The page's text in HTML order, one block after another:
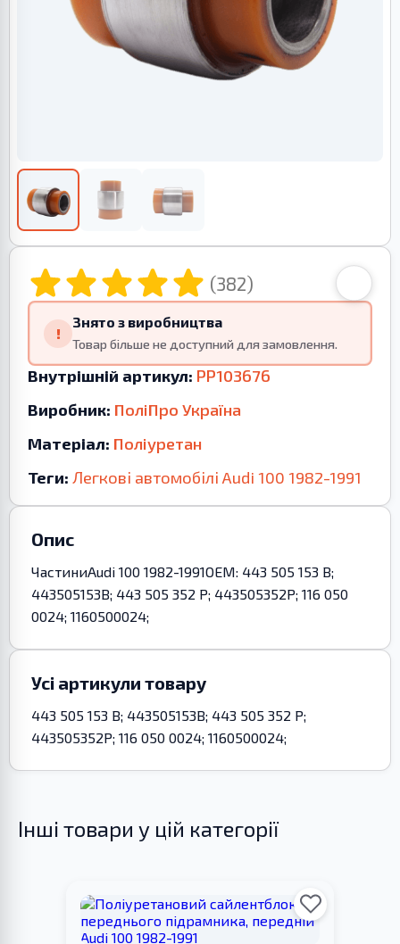
(382)
!
Знято з виробництва
Товар більше не доступний для замовлення.
Внутрішній артикул: PP103676
Виробник: ПоліПро Україна
Матеріал: Поліуретан
Теги: Легкові автомобілі Audi 100 1982-1991
Опис
ЧастиниAudi 100 1982-1991OEM: 443 505 153 B;
443505153B; 443 505 352 P; 443505352P; 116 050
0024; 1160500024;
Усі артикули товару
443 505 153 B; 443505153B; 443 505 352 P;
443505352P; 116 050 0024; 1160500024;
Інші товари у цій категорії